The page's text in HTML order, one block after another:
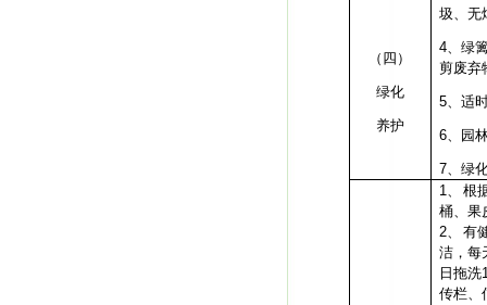
（四）
绿化
养护
圾、无
4、 绿
剪废弃
5、 适
6、 园
7、绿
1、
根
桶、果
2、
有
洁，每
日拖洗
传栏、